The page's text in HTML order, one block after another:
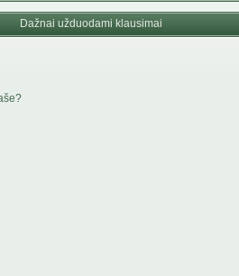
Dažnai užduodami klausimai